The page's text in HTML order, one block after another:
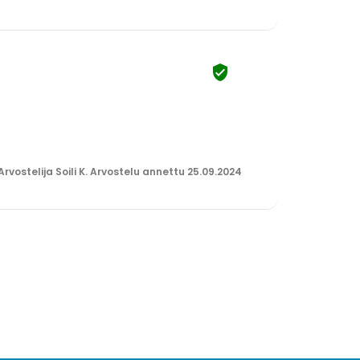

Soili K. Arvostelu annettu 25.09.2024